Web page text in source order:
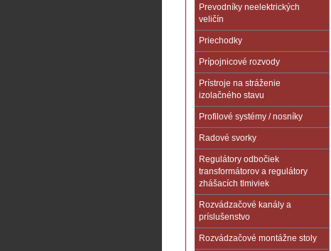
Prevodníky neelektrických
veličín
Priechodky
Prípojnicové rozvody
Prístroje na stráženie
izolačného stavu
Profilové systémy / nosníky
Radové svorky
Regulátory odbočiek
transformátorov a regulátory
zhášacích tlmiviek
Rozvádzačové kanály a
príslušenstvo
Rozvádzačové montážne stoly